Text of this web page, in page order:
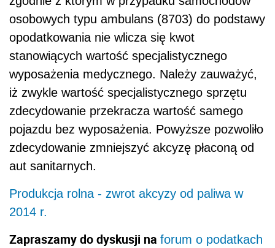
osobowych typu ambulans (8703) do podstawy
opodatkowania nie wlicza się kwot
stanowiących wartość specjalistycznego
wyposażenia medycznego. Należy zauważyć,
iż zwykle wartość specjalistycznego sprzętu
zdecydowanie przekracza wartość samego
pojazdu bez wyposażenia. Powyższe pozwoliło
zdecydowanie zmniejszyć akcyzę płaconą od
aut sanitarnych.
Produkcja rolna - zwrot akcyzy od paliwa w
2014 r.
Zapraszamy do dyskusji na forum o podatkach